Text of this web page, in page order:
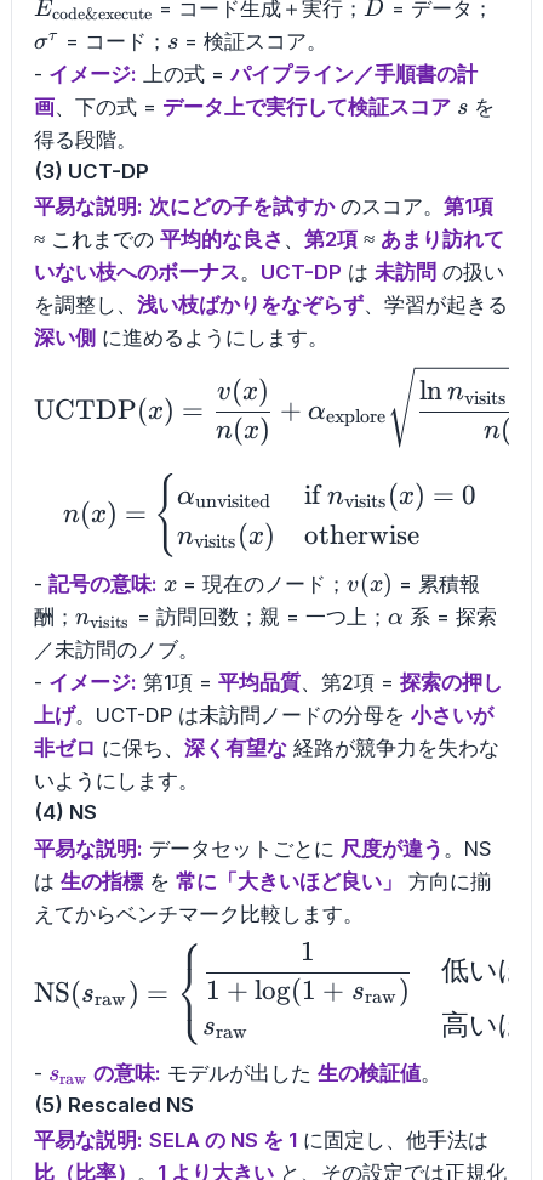
Ecode&execute = コード生成＋実行； D
D = データ；
στ = コード； s
s= 検証スコア。
- イメージ: 上の式 =パイプライン／手順書の計
画、下の式 = データ上で実行して検証スコア s
s を
得る段階。
(3) UCT-DP
平易な説明: 次にどの子を試すかのスコア。 第1項
≈ これまでの 平均的な良さ 、 第2項 ≈ あまり訪れて
いない枝へのボーナス。 UCT-DP は 未訪問 の扱い
を調整し、 浅い枝ばかりをなぞらず、学習が起きる
深い側 に進めるようにします。
UCTDP(x) =
n(x)
v(x)
+ αexplore
n(
lnnvisits
n(x) =
n(x) = {αunvisited
nvisits (x)
ifnvisits (x) = 0
otherwise
- 記号の意味: x
x = 現在のノード； v(x)
v(x) = 累積報
酬； n_{\mathrm{visits}}
nvisits = 訪問回数；親 = 一つ上； \alpha
α 系 = 探索
／未訪問のノブ。
- イメージ: 第1項 = 平均品質、第2項 = 探索の押し
上げ。UCT-DP は未訪問ノードの分母を 小さいが
非ゼロ に保ち、 深く有望な 経路が競争力を失わな
いようにします。
(4) NS
平易な説明: データセットごとに 尺度が違う 。NS
は 生の指標 を 常に「大きいほど良い」
方向に揃
えてからベンチマーク比較します。
NS(sraw) = ⎩
⎨⎧ 1 + log(1 + sraw)
1
sraw
低いほ
高いほ
- s_{\mathrm{raw}}
sraw の意味: モデルが出した 生の検証値。
(5) Rescaled NS
平易な説明: SELA の NS を 1 に固定し、他手法は
比（比率） 。 1 より大きい と、その設定では正規化